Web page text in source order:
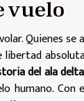
vuelo
Quienes se
del ala delta
humano.